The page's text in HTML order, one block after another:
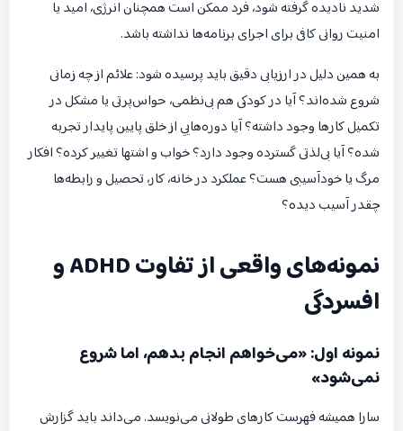
شدید نادیده گرفته شود، فرد ممکن است همچنان انرژی، امید یا
امنیت روانی کافی برای اجرای برنامه‌ها نداشته باشد.
به همین دلیل در ارزیابی دقیق باید پرسیده شود: علائم از چه زمانی
شروع شده‌اند؟ آیا در کودکی هم بی‌نظمی، حواس‌پرتی یا مشکل در
تکمیل کارها وجود داشته؟ آیا دوره‌هایی از خلق پایین پایدار تجربه
شده؟ آیا بی‌لذتی گسترده وجود دارد؟ خواب و اشتها تغییر کرده؟ افکار
مرگ یا خودآسیبی هست؟ عملکرد در خانه، کار، تحصیل و رابطه‌ها
چقدر آسیب دیده؟
نمونه‌های واقعی از تفاوت ADHD و
افسردگی
نمونه اول: «می‌خواهم انجام بدهم، اما شروع
نمی‌شود»
سارا همیشه فهرست کارهای طولانی می‌نویسد. می‌داند باید گزارش